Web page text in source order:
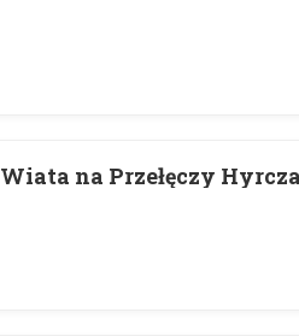
Wiata na Przełęczy